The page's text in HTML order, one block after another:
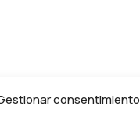
consentimiento